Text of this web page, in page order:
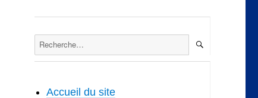
Recherche
pour :
Accueil du site